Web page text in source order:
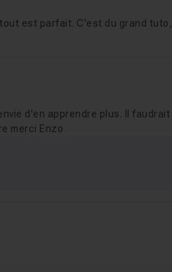
est parfait. C'est du grand tuto,
d'en apprendre plus. Il faudrait
merci Enzo